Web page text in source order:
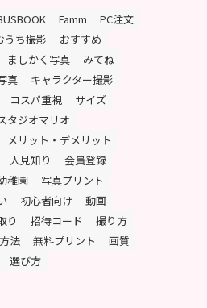
Famm
PC注文
うち撮影
おすすめ
ましかく写真
みてね
真
キャラクター撮影
コスパ重視
サイズ
タジオマリオ
メリット・デメリット
人見知り
会員登録
稚園
写真プリント
初心者向け
動画
り 招待コード
撮り方
法 無料プリント
画質
選び方